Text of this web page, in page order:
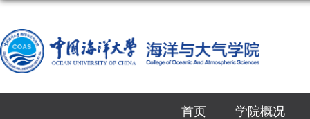
首页 学院概况